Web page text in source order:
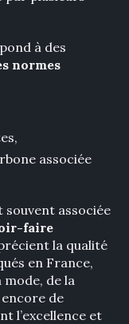
à des
normes
associée
souvent associée
faire
la qualité
en France,
mode, de la
de
l’excellence et